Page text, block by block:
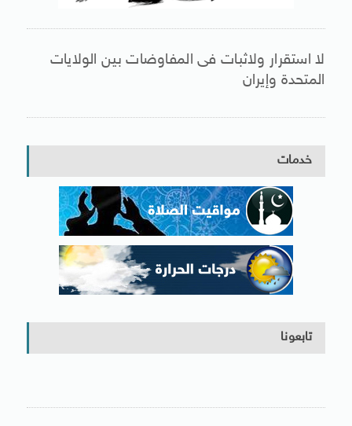
لا استقرار ولاثبات فى المفاوضات بين الولايات
المتحدة وإيران
خدمات
تابعونا